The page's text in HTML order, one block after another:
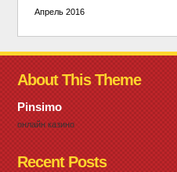
Апрель 2016
About This Theme
Pinsimo
онлайн казино
Recent Posts